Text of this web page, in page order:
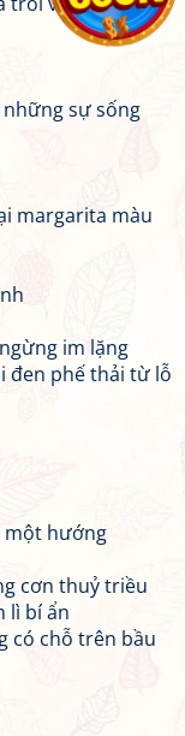
sự sống
margarita màu
im lặng
đen phế thải từ lỗ
một hướng
cơn thuỷ triều
lì bí ẩn
có chỗ trên bầu